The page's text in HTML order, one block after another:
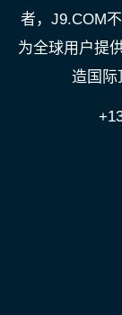
者，J9.COM
为全球用户提
造国际